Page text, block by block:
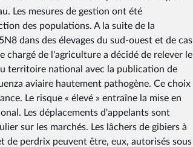
Les mesures de gestion ont été
des populations. A la suite de la
dans des élevages du sud-ouest et de cas
chargé de l'agriculture a décidé de relever le
territoire national avec la publication de
aviaire hautement pathogène. Ce choix
Le risque « élevé » entraîne la mise en
Les déplacements d'appelants sont
sur les marchés. Les lâchers de gibiers à
perdrix peuvent être, eux, autorisés sous